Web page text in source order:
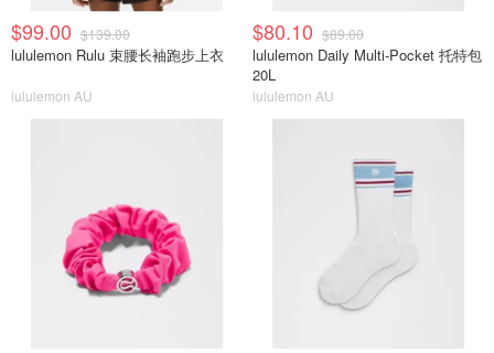
$99.00 $139.00
lululemon Rulu 束腰长袖跑步上衣
lululemon AU
$80.10 $89.00
lululemon Daily Multi-Pocket 托特包
20L
lululemon AU